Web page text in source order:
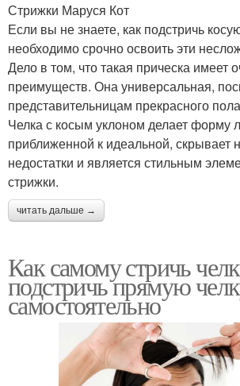
Стрижки Маруся Кот
Если вы не знаете, как подстричь
необходимо срочно освоить эти
Дело в том, что такая прическа имеет
преимуществ. Она универсальная,
представительницам прекрасного
Челка с косым уклоном делает форму
приближенной к идеальной, скрывает
недостатки и является стильным
стрижки.
читать дальше →
Как самому стричь
подстричь прямую
самостоятельно